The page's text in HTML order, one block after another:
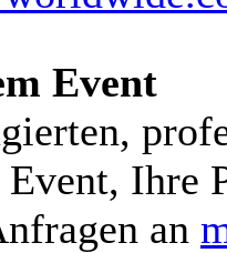
Event
Ihre
an